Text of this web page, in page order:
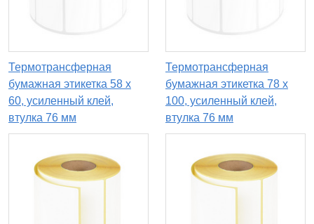
Термотрансферная
бумажная этикетка 58 х
60, усиленный клей,
втулка 76 мм
Термотрансферная
бумажная этикетка 78 х
100, усиленный клей,
втулка 76 мм